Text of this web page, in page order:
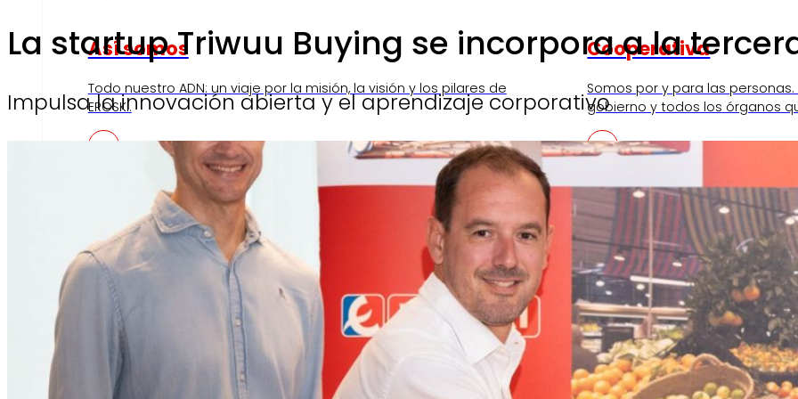
Así somos
Todo nuestro ADN: un viaje por la misión, la visión y los pilares de
EROSKI.
Cooperativa
Somos por y para las
gobierno y todos los órganos
Compromisos
Compromisos EROSKI
La startup Triwuu Buying se incorpora a la
Impulsa la innovación abierta y el aprendizaje corporativo